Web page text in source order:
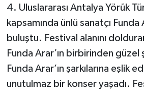
4. Uluslararası Antalya Yörük
kapsamında ünlü sanatçı
buluştu. Festival alanını
Funda Arar’ın birbirinden güzel
Funda Arar’ın şarkılarına eşlik
unutulmaz bir konser yaşadı.